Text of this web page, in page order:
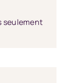
seulement